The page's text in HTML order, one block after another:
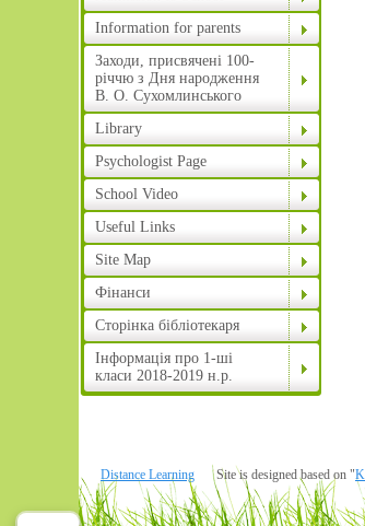
Information for parents
Заходи, присвячені 100-
річчю з Дня народження
В. О. Сухомлинського
Library
Psychologist Page
School Video
Useful Links
Site Map
Фінанси
Сторінка бібліотекаря
Інформація про 1-ші
класи 2018-2019 н.р.
Distance Learning Site is designed based on "